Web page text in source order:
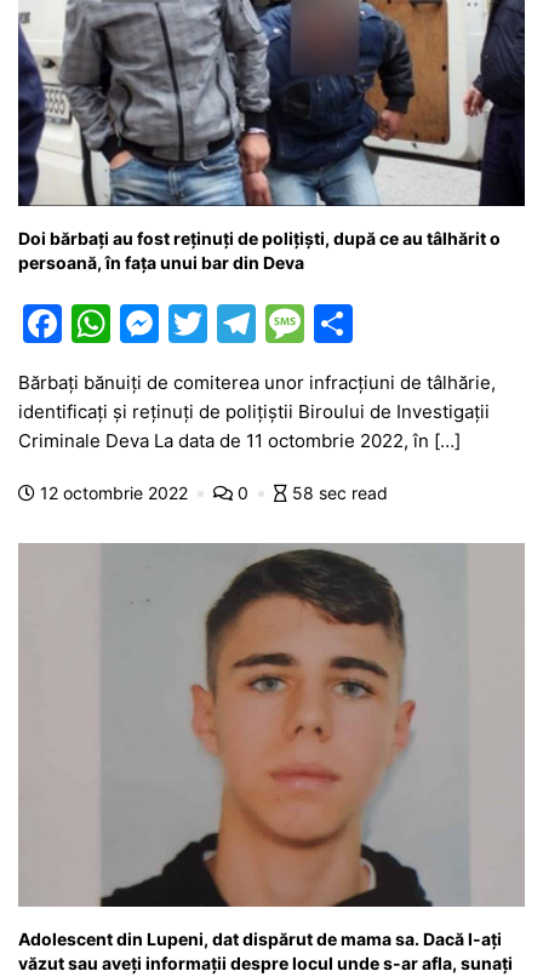
Doi bărbați au fost reținuți de polițiști, după ce au tâlhărit o
persoană, în fața unui bar din Deva
F
a
c
e
b
o
W
h
at
s
A
p
M
s
s
e
g
T
w
itt
er
T
e
gr
a
m
M
e
s
s
a
e
ar
ta
je
a
ă
Bărbaţi bănuiţi de comiterea unor infracţiuni de tâlhărie,
identificaţi şi reţinuţi de poliţiştii Biroului de Investigații
Criminale Deva La data de 11 octombrie 2022, în […]
12 octombrie 2022 0 58 sec read
Adolescent din Lupeni, dat dispărut de mama sa. Dacă l-ați
văzut sau aveți informații despre locul unde s-ar afla, sunați